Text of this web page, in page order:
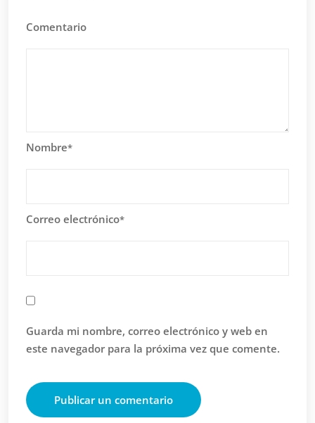
Comentario
Nombre*
Correo electrónico*
Guarda mi nombre, correo electrónico y web en
este navegador para la próxima vez que comente.